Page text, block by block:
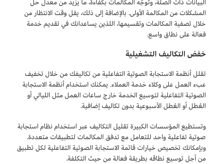
البيانات ذات الصلة، وتوجّه المكالمات بكفاءة، ما يزيد من معدل حل
المشكلات من المكالمة الأولى. بالإضافة إلى ذلك، يقل وقت الانتظار من
خلال تصفية المكالمات وتقسيمها، اللذين يساعدانك في تقديم خدمة
فعالة على نطاق واسع.
خفض التكاليف التشغيلية
تقلل أنظمة الاستجابة الصوتية التفاعلية من تكاليفك من خلال تخفيف
عبء العمل على وكلاء خدمة العملاء. يمكنك استخدام أنظمة الاستجابة
الصوتية التفاعلية لتوسيع الخدمة خارج ساعات العمل مثل الليالي أو
العُطل أو العُطل الأسبوعية بدون تكاليف إضافية.
وتستطيع المؤسسات الكبيرة تقليل التكاليف عبر استخدام نظام استجابة
صوتية تفاعلية واحد للتعامل مع تدفق المكالمات لتطبيقات متعددة.
وبإمكانك تخصيص خيارات قائمة الاستجابة الصوتية التفاعلية لكل تطبيق
من أجل توسيع نطاقه بطريقة فعالة من حيث التكلفة.